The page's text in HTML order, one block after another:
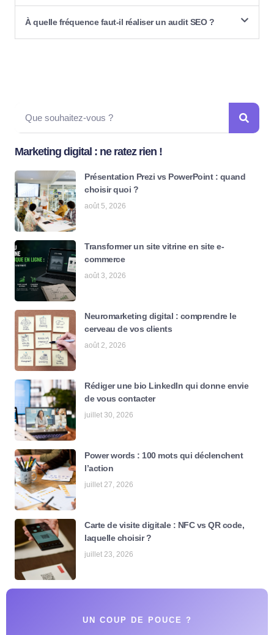
À quelle fréquence faut-il réaliser un audit SEO ?
Marketing digital : ne ratez rien !
Présentation Prezi vs PowerPoint : quand
choisir quoi ?
août 5, 2026
Transformer un site vitrine en site e-
commerce
août 3, 2026
Neuromarketing digital : comprendre le
cerveau de vos clients
août 2, 2026
Rédiger une bio LinkedIn qui donne envie
de vous contacter
juillet 30, 2026
Power words : 100 mots qui déclenchent
l’action
juillet 27, 2026
Carte de visite digitale : NFC vs QR code,
laquelle choisir ?
juillet 23, 2026
UN COUP DE POUCE ?